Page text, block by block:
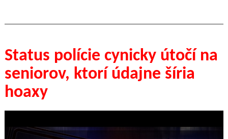
Status polície cynicky útočí na
seniorov, ktorí údajne šíria
hoaxy